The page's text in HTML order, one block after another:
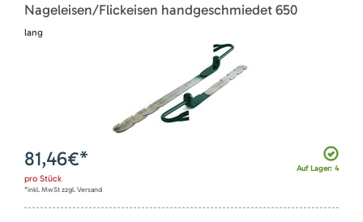
Nageleisen/Flickeisen handgeschmiedet 650
lang
Auf Lager: 4
81,46€*
pro Stück
*inkl. MwSt zzgl. Versand